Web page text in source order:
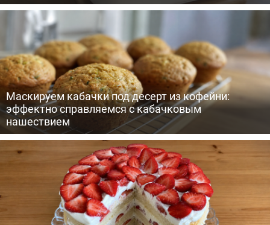
Маскируем кабачки под десерт из кофейни:
эффектно справляемся с кабачковым
нашествием